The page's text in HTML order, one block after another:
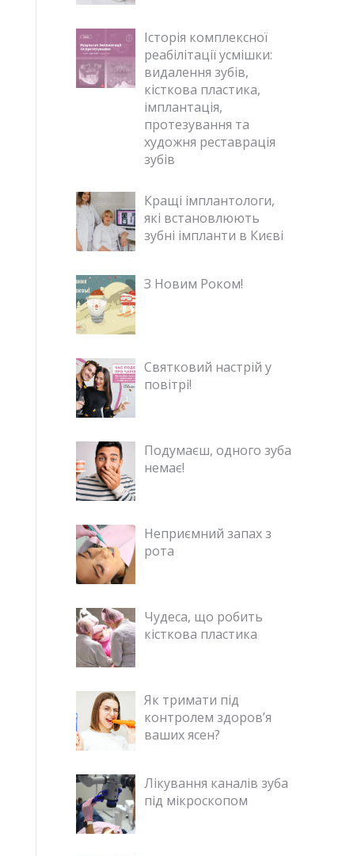
Історія комплексної
реабілітації усмішки:
видалення зубів,
кісткова пластика,
імплантація,
протезування та
художня реставрація
зубів
Кращі імплантологи,
які встановлюють
зубні імпланти в Києві
З Новим Роком!
Святковий настрій у
повітрі!
Подумаєш, одного зуба
немає!
Неприємний запах з
рота
Чудеса, що робить
кісткова пластика
Як тримати під
контролем здоров’я
ваших ясен?
Лікування каналів зуба
під мікроскопом